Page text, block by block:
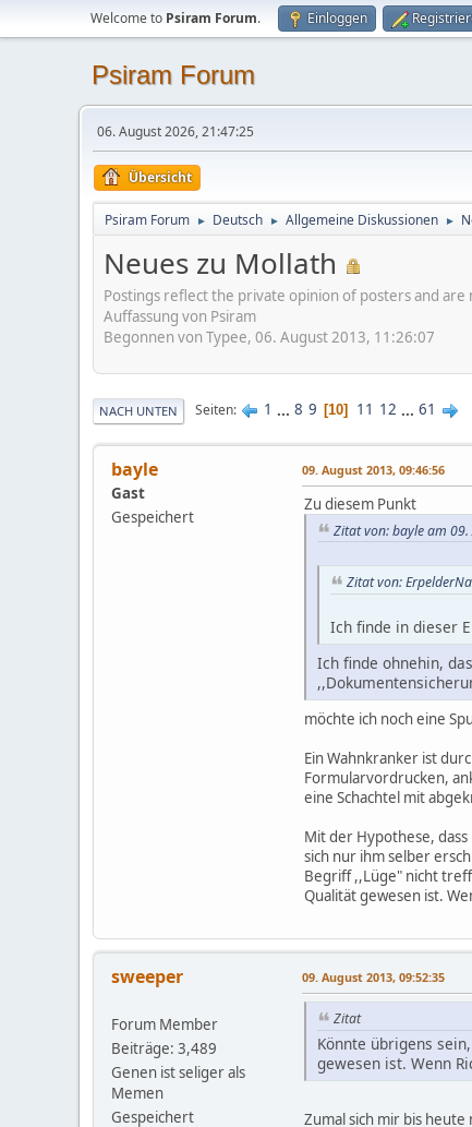
Welcome to Psiram Forum. Einloggen
Psiram Forum
06. August 2026, 21:47:25
Übersicht
Psiram Forum ► Deutsch ► Allgemeine Diskussionen ►
Neues zu Mollath
Postings reflect the private opinion of posters and
Auffassung von Psiram
Begonnen von Typee, 06. August 2013, 11:26:07
NACH UNTEN Seiten 1 ... 8 9 10 11 12 ... 61
bayle
Gast
Gespeichert
09. August 2013, 09:46:56
Zu diesem Punkt
Zitat von: bayle am
Zitat von:
Ich finde in dieser
Ich finde ohnehin,
möchte ich noch eine
Ein Wahnkranker ist
Formularvordrucken,
eine Schachtel mit
Mit der Hypothese,
sich nur ihm selber
Begriff ,,Lüge" nicht
Qualität gewesen ist.
sweeper
Forum Member
Beiträge: 3,489
Genen ist seliger als
Memen
Gespeichert
09. August 2013, 09:52:35
Zitat
Könnte übrigens
gewesen ist. Wenn
Zumal sich mir bis